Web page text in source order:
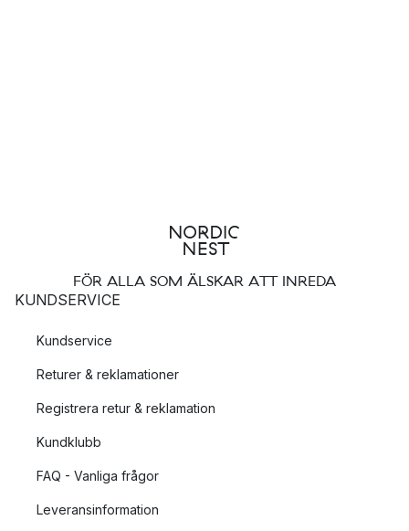
FÖR ALLA SOM ÄLSKAR ATT INREDA
KUNDSERVICE
Kundservice
Returer & reklamationer
Registrera retur & reklamation
Kundklubb
FAQ - Vanliga frågor
Leveransinformation